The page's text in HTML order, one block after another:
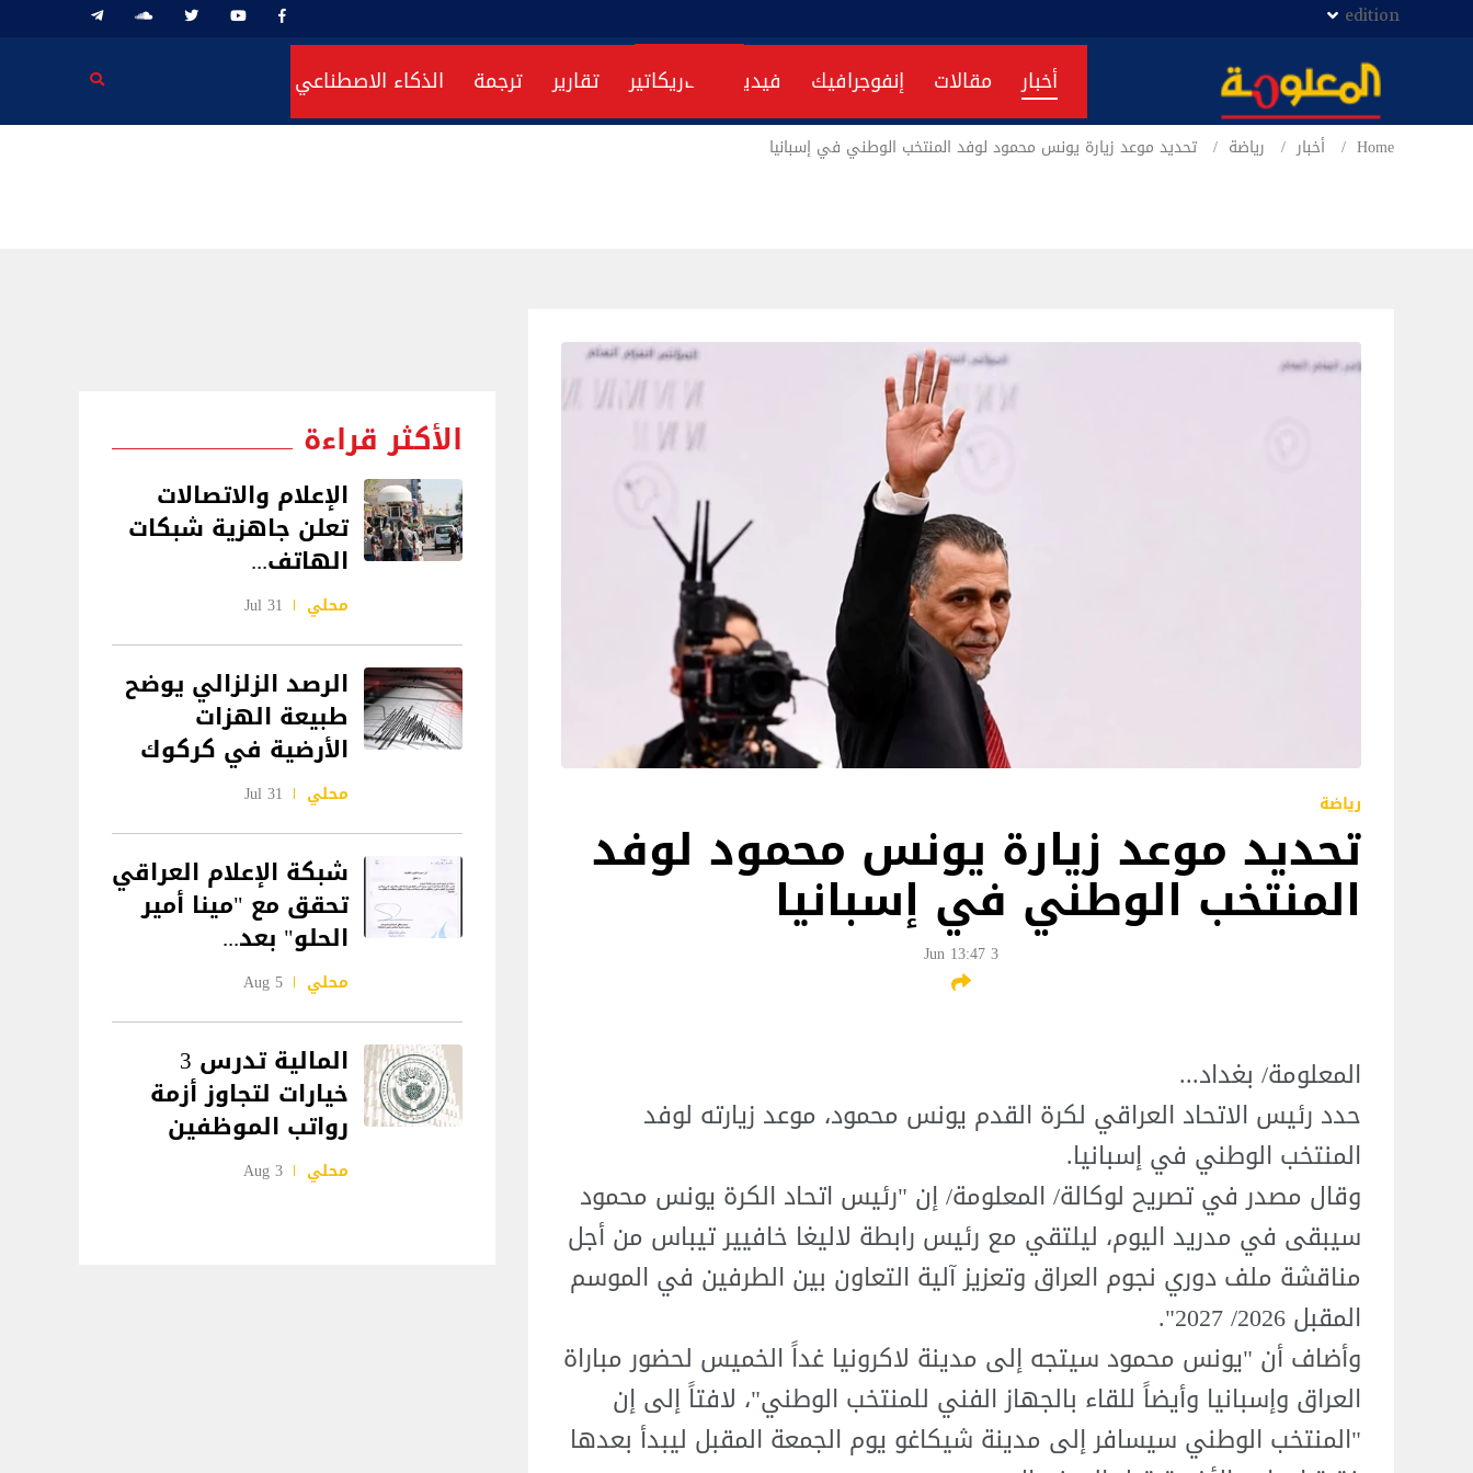
edition
أخبار مقالات إنفوجرافيك فيديو كاريكاتير تقارير ترجمة الذكاء الاصطناعي
Home أخبار رياضة تحديد موعد زيارة يونس محمود لوفد المنتخب الوطني في إسبانيا
رياضة
تحديد موعد زيارة يونس محمود لوفد
المنتخب الوطني في إسبانيا
3 Jun 13:47
المعلومة/ بغداد...
حدد رئيس الاتحاد العراقي لكرة القدم يونس محمود، موعد زيارته لوفد
المنتخب الوطني في إسبانيا.
وقال مصدر في تصريح لوكالة/ المعلومة/ إن "رئيس اتحاد الكرة يونس محمود
سيبقى في مدريد اليوم، ليلتقي مع رئيس رابطة لاليغا خافيير تيباس من أجل
مناقشة ملف دوري نجوم العراق وتعزيز آلية التعاون بين الطرفين في الموسم
المقبل 2026/ 2027".
وأضاف أن "يونس محمود سيتجه إلى مدينة لاكرونيا غداً الخميس لحضور مباراة
العراق وإسبانيا وأيضاً للقاء بالجهاز الفني للمنتخب الوطني"، لافتاً إلى إن
"المنتخب الوطني سيسافر إلى مدينة شيكاغو يوم الجمعة المقبل ليبدأ بعدها
الأكثر قراءة
الإعلام والاتصالات
تعلن جاهزية شبكات
الهاتف...
محلي 31 Jul
الرصد الزلزالي يوضح
طبيعة الهزات
الأرضية في كركوك
محلي 31 Jul
شبكة الإعلام العراقي
تحقق مع "مينا أمير
الحلو" بعد...
محلي 5 Aug
المالية تدرس 3
خيارات لتجاوز أزمة
رواتب الموظفين
محلي 3 Aug